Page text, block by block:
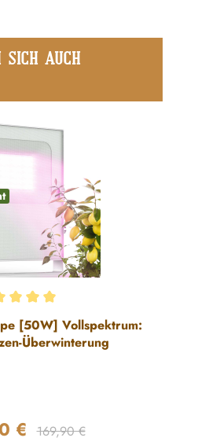
SICH AUCH
von 5 von 5 Sternen
[50W] Vollspektrum:
Überwinterung
€ Regulärer Preis:
169,90 €